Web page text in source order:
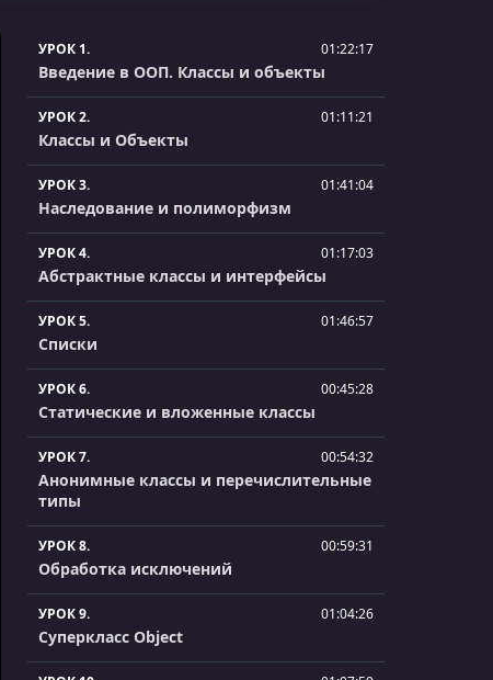
УРОК 1. 01:22:17
Введение в ООП. Классы и объекты
УРОК 2. 01:11:21
Классы и Объекты
УРОК 3. 01:41:04
Наследование и полиморфизм
УРОК 4. 01:17:03
Абстрактные классы и интерфейсы
УРОК 5. 01:46:57
Списки
УРОК 6. 00:45:28
Статические и вложенные классы
УРОК 7. 00:54:32
Анонимные классы и перечислительные
типы
УРОК 8. 00:59:31
Обработка исключений
УРОК 9. 01:04:26
Суперкласс Object